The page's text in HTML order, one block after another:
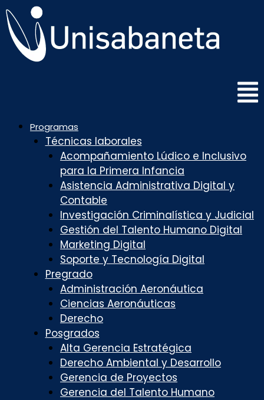
Saltar
al
contenido
Programas
Técnicas laborales
Acompañamiento Lúdico e Inclusivo
para la Primera Infancia
Asistencia Administrativa Digital y
Contable
Investigación Criminalística y Judicial
Gestión del Talento Humano Digital
Marketing Digital
Soporte y Tecnología Digital
Pregrado
Administración Aeronáutica
Ciencias Aeronáuticas
Derecho
Posgrados
Alta Gerencia Estratégica
Derecho Ambiental y Desarrollo
Gerencia de Proyectos
Gerencia del Talento Humano